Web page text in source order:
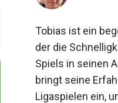
Tobias ist ein
der die
Spiels in seinen
bringt seine
Ligaspielen ein,